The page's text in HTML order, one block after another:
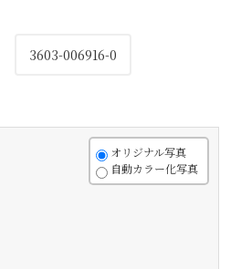
3603-006916-0
オリジナル写真
自動カラー化写真